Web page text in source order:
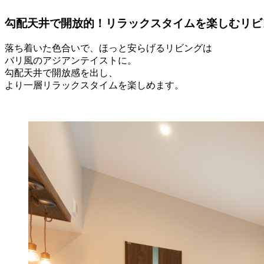
勾配天井で開放的！リラックスタイムを楽しむリ
落ち着いた色合いで、ほっと安らげるリビングは
バリ風のアジアンテイストに。
勾配天井で開放感を出し、
より一層リラックスタイムを楽しめます。